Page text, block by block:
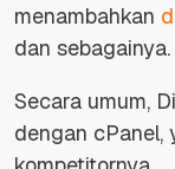
menambahkan
dan sebagainya.
Secara umum,
dengan cPanel,